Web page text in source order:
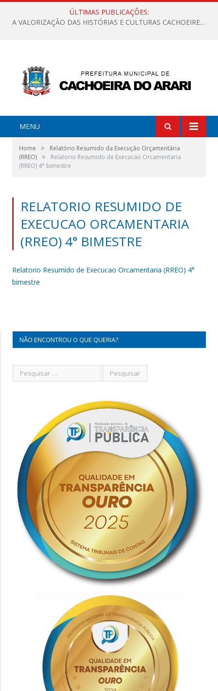
ÚLTIMAS PUBLICAÇÕES:
A VALORIZAÇÃO DAS HISTÓRIAS E CULTURAS CACHOEIRENSES
MENU
Home »
Relatório Resumido da Execução Orçamentária
(RREO) »
Relatorio Resumido de Execucao Orcamentaria
(RREO) 4° bimestre
RELATORIO RESUMIDO DE
EXECUCAO ORCAMENTARIA
(RREO) 4° BIMESTRE
Relatorio Resumido de Execucao Orcamentaria (RREO) 4°
bimestre
NÃO ENCONTROU O QUE QUERIA?